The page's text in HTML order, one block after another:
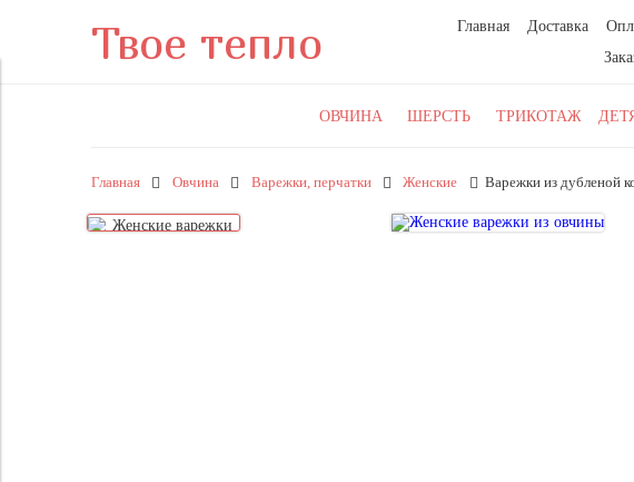
Твое тепло Главная Доставка
ОВЧИНА ШЕРСТЬ ТРИКОТАЖ
Главная Овчина Варежки, перчатки Женские Варежки из дубленой